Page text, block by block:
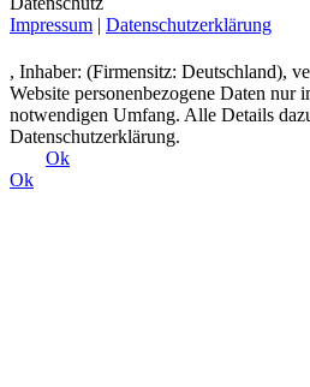
Impressum
Datenschutzerklärung
, Inhaber: (Firmensitz: Deutschland),
Website personenbezogene Daten nur
notwendigen Umfang. Alle Details
Datenschutzerklärung.
Ok
Ok